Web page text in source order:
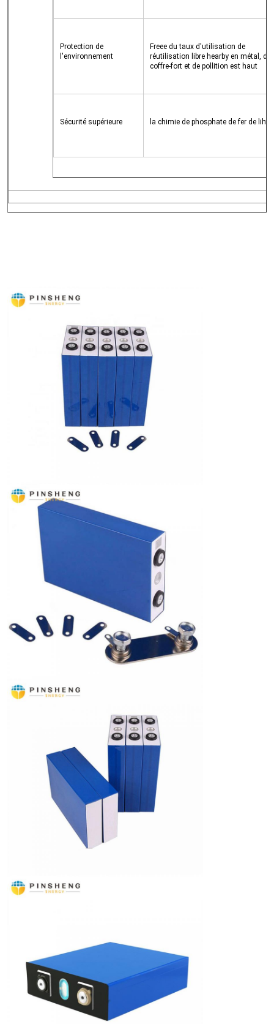
Protection de
l'environnement
Freee du taux d'utilisation de
réutilisation libre hearby en métal, de
coffre-fort et de pollition est haut
Sécurité supérieure la chimie de phosphate de fer de